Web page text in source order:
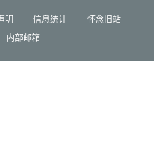
明 信息统计
怀念旧站
内部邮箱